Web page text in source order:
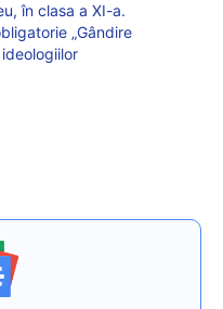
în clasa a XI-a.
„Gândire